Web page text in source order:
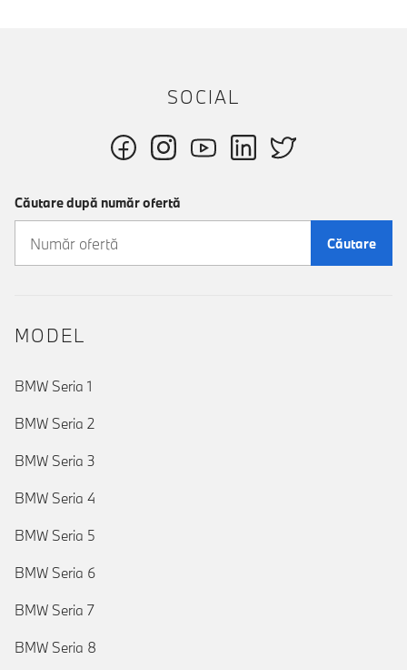
SOCIAL
Căutare după număr ofertă
Căutare
MODEL
BMW Seria 1
BMW Seria 2
BMW Seria 3
BMW Seria 4
BMW Seria 5
BMW Seria 6
BMW Seria 7
BMW Seria 8